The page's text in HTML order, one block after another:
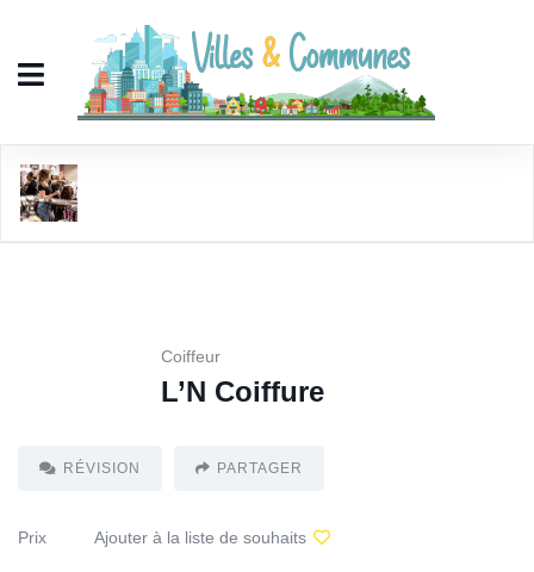
Coiffeur
L’N Coiffure
RÉVISION PARTAGER
Prix Ajouter à la liste de souhaits